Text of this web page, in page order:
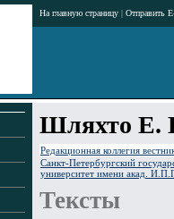
На главную страницу | Отправить
Шляхто Е.
Редакционная коллегия
Санкт-Петербургский
университет имени акад.
Тексты